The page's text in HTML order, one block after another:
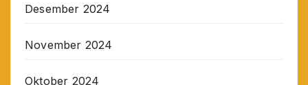
Desember 2024
November 2024
Oktober 2024